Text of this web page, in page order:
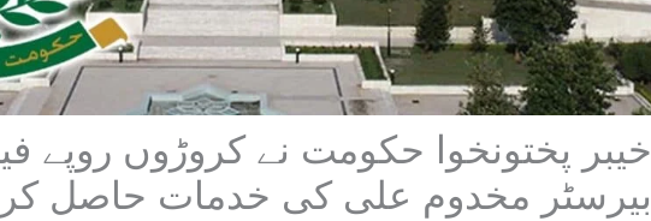
خیبر پختونخوا حکومت نے کروڑوں
بیرسٹر مخدوم علی کی خدمات حاصل